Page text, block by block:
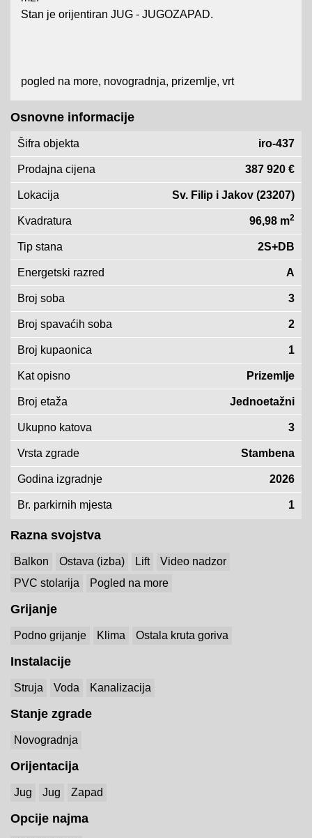
Stan je orijentiran JUG - JUGOZAPAD.
pogled na more, novogradnja, prizemlje, vrt
Osnovne informacije
Šifra objekta iro-437
Prodajna cijena 387 920 €
Lokacija Sv. Filip i Jakov (23207)
Kvadratura 96,98 m2
Tip stana 2S+DB
Energetski razred A
Broj soba 3
Broj spavaćih soba 2
Broj kupaonica 1
Kat opisno Prizemlje
Broj etaža Jednoetažni
Ukupno katova 3
Vrsta zgrade Stambena
Godina izgradnje 2026
Br. parkirnih mjesta 1
Razna svojstva
Balkon Ostava (izba) Lift
Video nadzor
PVC stolarija
Pogled na more
Grijanje
Podno grijanje Klima Ostala kruta goriva
Instalacije
Struja Voda Kanalizacija
Stanje zgrade
Novogradnja
Orijentacija
Jug Jug Zapad
Opcije najma